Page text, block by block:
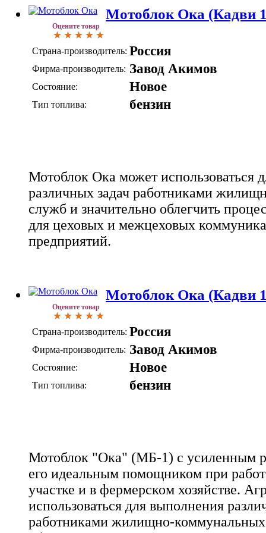
Оцените товар
Мотоблок Ока (Кадви
Страна-производитель: Россия
Фирма-производитель: Завод Акимов
Состояние: Новое
Тип топлива: бензин
Мотоблок Ока может использоваться
различных задач работниками
служб и значительно облегчить
для цеховых и межцеховых
предприятий.
Оцените товар
Мотоблок Ока (Кадви
Страна-производитель: Россия
Фирма-производитель: Завод Акимов
Состояние: Новое
Тип топлива: бензин
Мотоблок "Ока" (МБ-1) с усиленным
его идеальным помощником при
участке и в фермерском хозяйстве.
использоваться для выполнения
работниками жилищно-коммунальных